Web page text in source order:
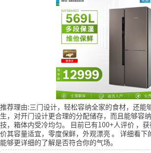
推荐理由:三门设计，轻松容纳全家的食材，还能
生，对开门设计更合理的分配储存，而且能够容
技，箱体内受冷均匀。
目前已有100+人评价 ，
价其容量适宜，零度保鲜，外观漂亮 。 详细看下
能够更详细的了解是否符合你的气场。